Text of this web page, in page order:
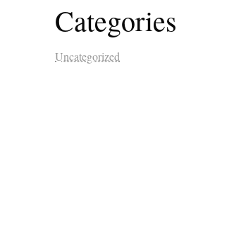
Categories
Uncategorized